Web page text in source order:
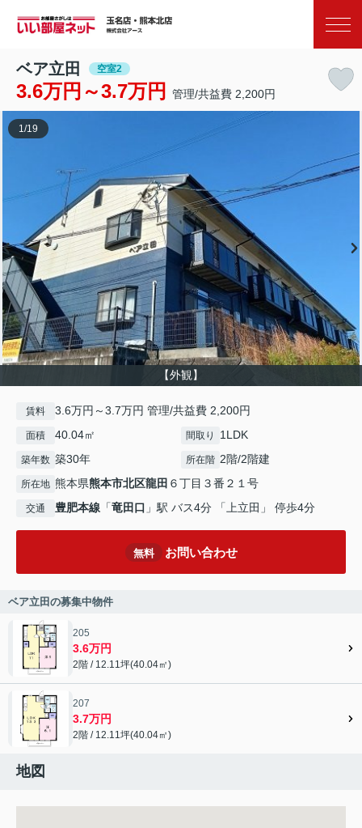
ベア立田 空室2
3.6万円～3.7万円 管理/共益費 2,200円
【外観】
1 /19
賃料 3.6万円～3.7万円 管理/共益費 2,200円
面積 40.04㎡ 間取り 1LDK
築年数 築30年 所在階 2階/2階建
所在地 熊本県熊本市北区龍田 ６丁目３番２１号
交通 豊肥本線 「竜田口 」駅 バス4分 「上立田」 停歩4分
無料 お問い合わせ
ベア立田の募集中物件
205
3.6万円
2階 / 12.11坪(40.04㎡)
207
3.7万円
2階 / 12.11坪(40.04㎡)
地図